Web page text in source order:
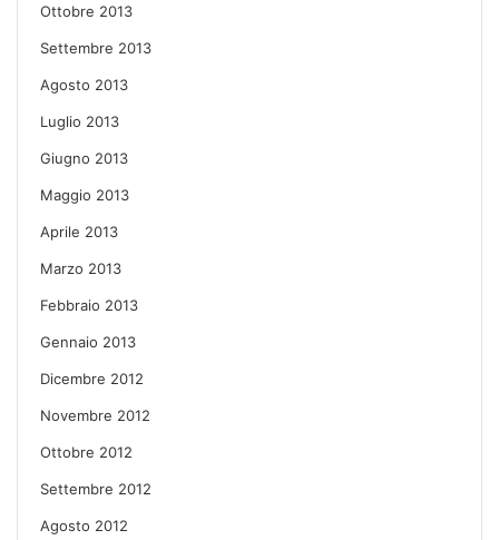
Ottobre 2013
Settembre 2013
Agosto 2013
Luglio 2013
Giugno 2013
Maggio 2013
Aprile 2013
Marzo 2013
Febbraio 2013
Gennaio 2013
Dicembre 2012
Novembre 2012
Ottobre 2012
Settembre 2012
Agosto 2012